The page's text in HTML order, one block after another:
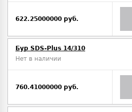
622.25000000 руб.
Бур SDS-Plus 14/310
Нет в наличии
760.41000000 руб.